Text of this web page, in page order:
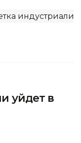
уйдет в